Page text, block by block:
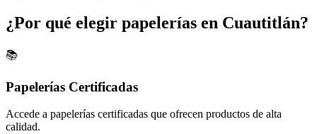
¿Por qué elegir papelerías en Cuautitlán?
📚
Papelerías Certificadas
Accede a papelerías certificadas que ofrecen productos de alta
calidad.